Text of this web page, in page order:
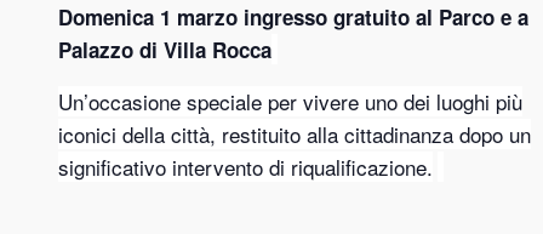
Domenica 1 marzo ingresso gratuito al Parco e a
Palazzo di Villa Rocca
Un’occasione speciale per vivere uno dei luoghi più
iconici della città, restituito alla cittadinanza dopo un
significativo intervento di riqualificazione.